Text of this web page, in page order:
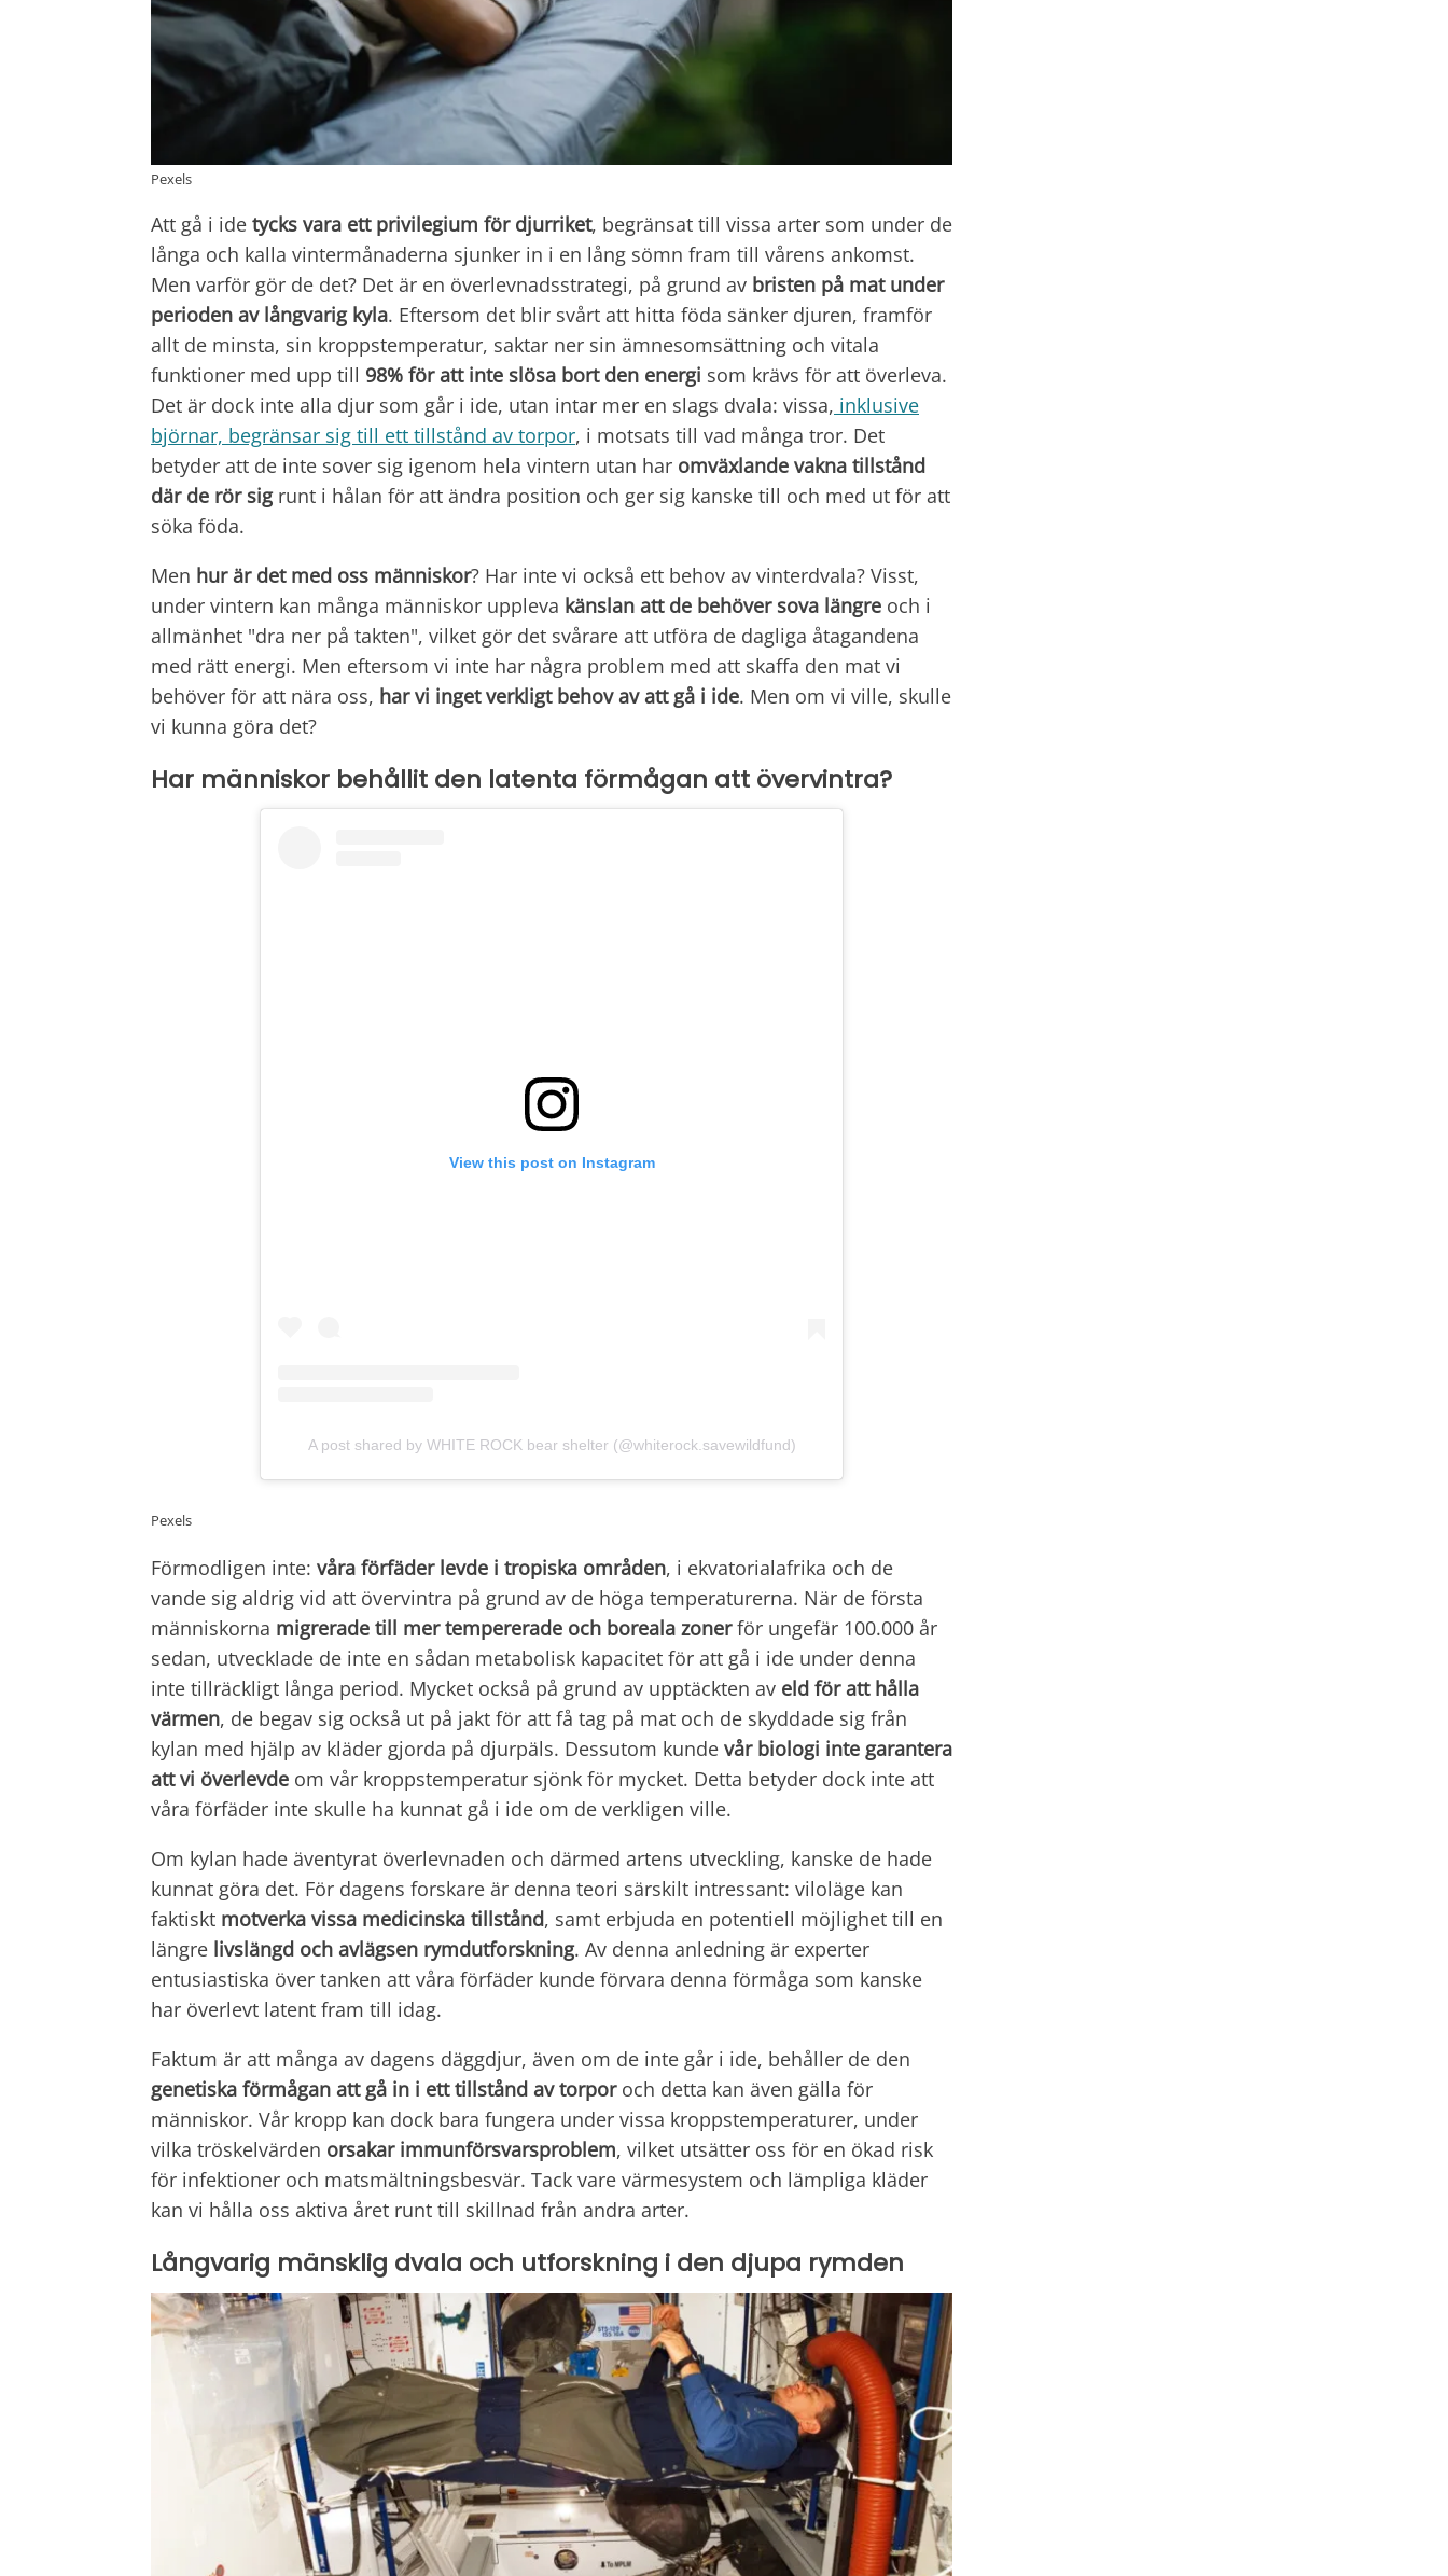
Pexels
Att gå i ide tycks vara ett privilegium för djurriket, begränsat till vissa arter som under de
långa och kalla vintermånaderna sjunker in i en lång sömn fram till vårens ankomst.
Men varför gör de det? Det är en överlevnadsstrategi, på grund av bristen på mat under
perioden av långvarig kyla. Eftersom det blir svårt att hitta föda sänker djuren, framför
allt de minsta, sin kroppstemperatur, saktar ner sin ämnesomsättning och vitala
funktioner med upp till 98% för att inte slösa bort den energi som krävs för att överleva.
Det är dock inte alla djur som går i ide, utan intar mer en slags dvala: vissa, inklusive
björnar, begränsar sig till ett tillstånd av torpor, i motsats till vad många tror. Det
betyder att de inte sover sig igenom hela vintern utan har omväxlande vakna tillstånd
där de rör sigrunt i hålan för att ändra position och ger sig kanske till och med ut för att
söka föda.
Men hur är det med oss människor? Har inte vi också ett behov av vinterdvala? Visst,
under vintern kan många människor uppleva känslan att de behöver sova längre och i
allmänhet "dra ner på takten", vilket gör det svårare att utföra de dagliga åtagandena
med rätt energi. Men eftersom vi inte har några problem med att skaffa den mat vi
behöver för att nära oss, har vi inget verkligt behov av att gå i ide. Men om vi ville, skulle
vi kunna göra det?
Har människor behållit den latenta förmågan att övervintra?
View this post on Instagram
A post shared by WHITE ROCK bear shelter (@whiterock.savewildfund)
Pexels
Förmodligen inte: våra förfäder levde i tropiska områden, i ekvatorialafrika och de
vande sig aldrig vid att övervintra på grund av de höga temperaturerna. När de första
människorna migrerade till mer tempererade och boreala zonerför ungefär 100.000 år
sedan, utvecklade de inte en sådan metabolisk kapacitet för att gå i ide under denna
inte tillräckligt långa period. Mycket också på grund av upptäckten av eld för att hålla
värmen, de begav sig också ut på jakt för att få tag på mat och de skyddade sig från
kylan med hjälp av kläder gjorda på djurpäls. Dessutom kunde vår biologi inte garantera
att vi överlevde om vår kroppstemperatur sjönk för mycket. Detta betyder dock inte att
våra förfäder inte skulle ha kunnat gå i ide om de verkligen ville.
Om kylan hade äventyrat överlevnaden och därmed artens utveckling, kanske de hade
kunnat göra det. För dagens forskare är denna teori särskilt intressant: viloläge kan
faktiskt motverka vissa medicinska tillstånd, samt erbjuda en potentiell möjlighet till en
längre livslängd och avlägsen rymdutforskning. Av denna anledning är experter
entusiastiska över tanken att våra förfäder kunde förvara denna förmåga som kanske
har överlevt latent fram till idag.
Faktum är att många av dagens däggdjur, även om de inte går i ide, behåller de den
genetiska förmågan att gå in i ett tillstånd av torporoch detta kan även gälla för
människor. Vår kropp kan dock bara fungera under vissa kroppstemperaturer, under
vilka tröskelvärden orsakar immunförsvarsproblem, vilket utsätter oss för en ökad risk
för infektioner och matsmältningsbesvär. Tack vare värmesystem och lämpliga kläder
kan vi hålla oss aktiva året runt till skillnad från andra arter.
Långvarig mänsklig dvala och utforskning i den djupa rymden